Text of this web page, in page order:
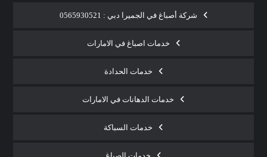
شركة أصباغ في الجميرا دبي : 0565930521
خدمات اصباغ في الامارات
خدمات الحدادة
خدمات الدهانات في الامارات
خدمات السباكة